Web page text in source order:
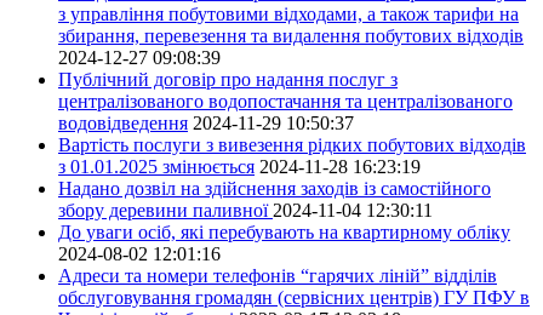
з управління побутовими відходами, а також тарифи на
збирання, перевезення та видалення побутових відходів
2024-12-27 09:08:39
Публічний договір про надання послуг з
централізованого водопостачання та централізованого
водовідведення 2024-11-29 10:50:37
Вартість послуги з вивезення рідких побутових відходів
з 01.01.2025 змінюється 2024-11-28 16:23:19
Надано дозвіл на здійснення заходів із самостійного
збору деревини паливної 2024-11-04 12:30:11
До уваги осіб, які перебувають на квартирному обліку
2024-08-02 12:01:16
Адреси та номери телефонів “гарячих ліній” відділів
обслуговування громадян (сервісних центрів) ГУ ПФУ в